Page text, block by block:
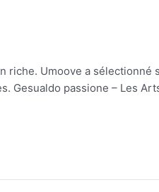
riche. Umoove a sélectionné
Gesualdo passione – Les